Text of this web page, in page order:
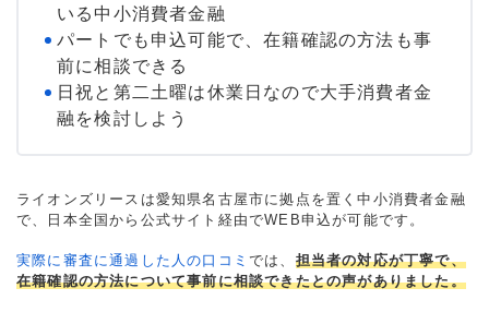
いる中小消費者金融
パートでも申込可能で、在籍確認の方法も事
前に相談できる
日祝と第二土曜は休業日なので大手消費者金
融を検討しよう
ライオンズリースは愛知県名古屋市に拠点を置く中小消費者金融
で、日本全国から公式サイト経由でWEB申込が可能です。
実際に審査に通過した人の口コミ では、 担当者の対応が丁寧で、
在籍確認の方法について事前に相談できたとの声がありました。